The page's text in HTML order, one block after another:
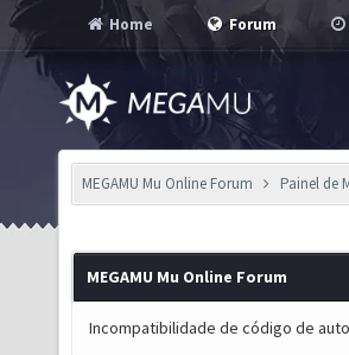
Home Forum
MEGAMU Mu Online Forum Painel de
MEGAMU Mu Online Forum
Incompatibilidade de código de